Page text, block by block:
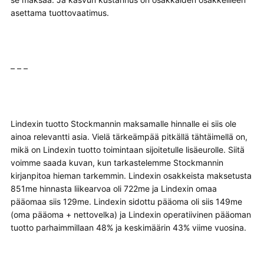
asettama tuottovaatimus.
– – –
Lindexin tuotto Stockmannin maksamalle hinnalle ei siis ole
ainoa relevantti asia. Vielä tärkeämpää pitkällä tähtäimellä on,
mikä on Lindexin tuotto toimintaan sijoitetulle lisäeurolle. Siitä
voimme saada kuvan, kun tarkastelemme Stockmannin
kirjanpitoa hieman tarkemmin. Lindexin osakkeista maksetusta
851me hinnasta liikearvoa oli 722me ja Lindexin omaa
pääomaa siis 129me. Lindexin sidottu pääoma oli siis 149me
(oma pääoma + nettovelka) ja Lindexin operatiivinen pääoman
tuotto parhaimmillaan 48% ja keskimäärin 43% viime vuosina.